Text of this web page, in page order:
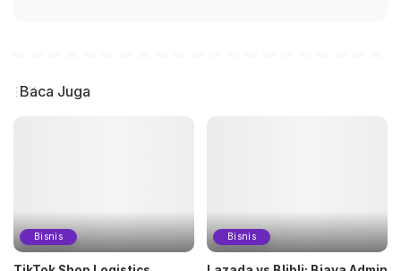
Baca Juga
Bisnis Bisnis